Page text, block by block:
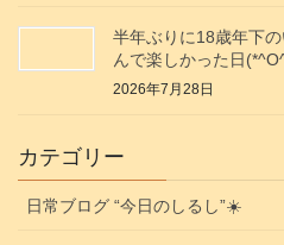
半年ぶりに18歳年下
んで楽しかった日
2026年7月28日
カテゴリー
日常ブログ “今日のしるし”☀️